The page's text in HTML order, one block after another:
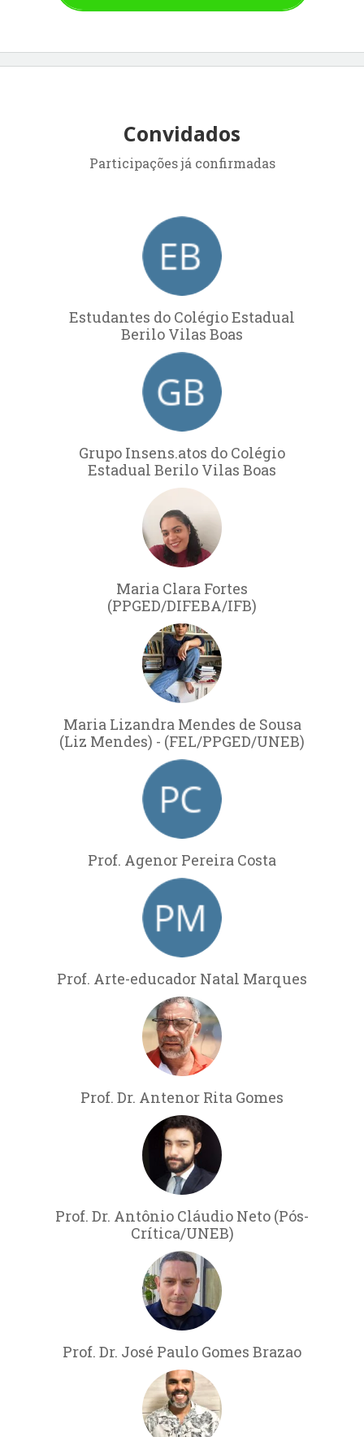
Convidados
Participações já confirmadas
Estudantes do Colégio Estadual
Berilo Vilas Boas
Grupo Insens.atos do Colégio
Estadual Berilo Vilas Boas
Maria Clara Fortes
(PPGED/DIFEBA/IFB)
Maria Lizandra Mendes de Sousa
(Liz Mendes) - (FEL/PPGED/UNEB)
Prof. Agenor Pereira Costa
Prof. Arte-educador Natal Marques
Prof. Dr. Antenor Rita Gomes
Prof. Dr. Antônio Cláudio Neto (Pós-
Crítica/UNEB)
Prof. Dr. José Paulo Gomes Brazao